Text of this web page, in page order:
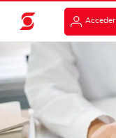
Acceder